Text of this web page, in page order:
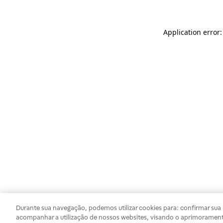
Application
Durante sua navegação, podemos utilizar cookies para: confirmar
acompanhar a utilização de nossos websites, visando o